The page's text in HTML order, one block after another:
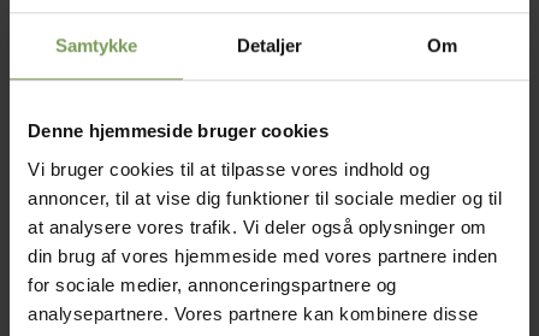
Samtykke Detaljer Om
Denne hjemmeside bruger cookies
Vi bruger cookies til at tilpasse vores indhold og
annoncer, til at vise dig funktioner til sociale medier og til
at analysere vores trafik. Vi deler også oplysninger om
din brug af vores hjemmeside med vores partnere inden
for sociale medier, annonceringspartnere og
analysepartnere. Vores partnere kan kombinere disse
Supersoft
kr.25,00
Uldbutikken
Finesse
kr.25,00
Uldbutikken
Tilføj til
Tilføj til